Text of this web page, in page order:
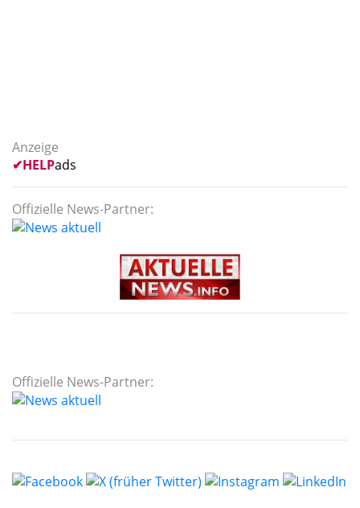
Anzeige
✔HELPads
Offizielle News-Partner:
Offizielle News-Partner: